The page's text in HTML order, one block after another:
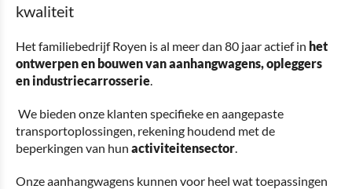
kwaliteit
Het familiebedrijf Royen is al meer dan 80 jaar actief in het
ontwerpen en bouwen van aanhangwagens, opleggers
en industriecarrosserie
We bieden onze klanten specifieke en aangepaste
transportoplossingen, rekening houdend met de
beperkingen van hun activiteitensector
Onze aanhangwagens kunnen voor heel wat toepassingen